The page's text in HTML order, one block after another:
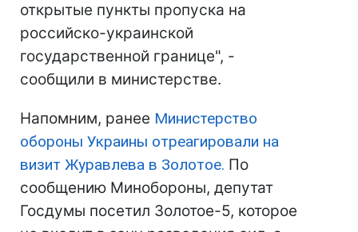
открытые пункты пропуска на
российско-украинской
государственной границе", -
сообщили в министерстве.
Напомним, ранее Министерство
обороны Украины отреагировали на
визит Журавлева в Золотое. По
сообщению Минобороны, депутат
Госдумы посетил Золотое-5, которое